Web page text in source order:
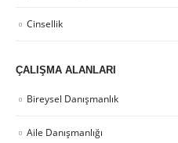
Cinsellik
ÇALIŞMA ALANLARI
Bireysel Danışmanlık
Aile Danışmanlığı